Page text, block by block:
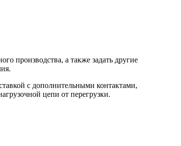
производства, а также задать другие
с дополнительными контактами,
цепи от перегрузки.